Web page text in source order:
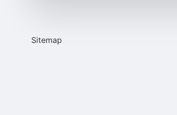
Sitemap